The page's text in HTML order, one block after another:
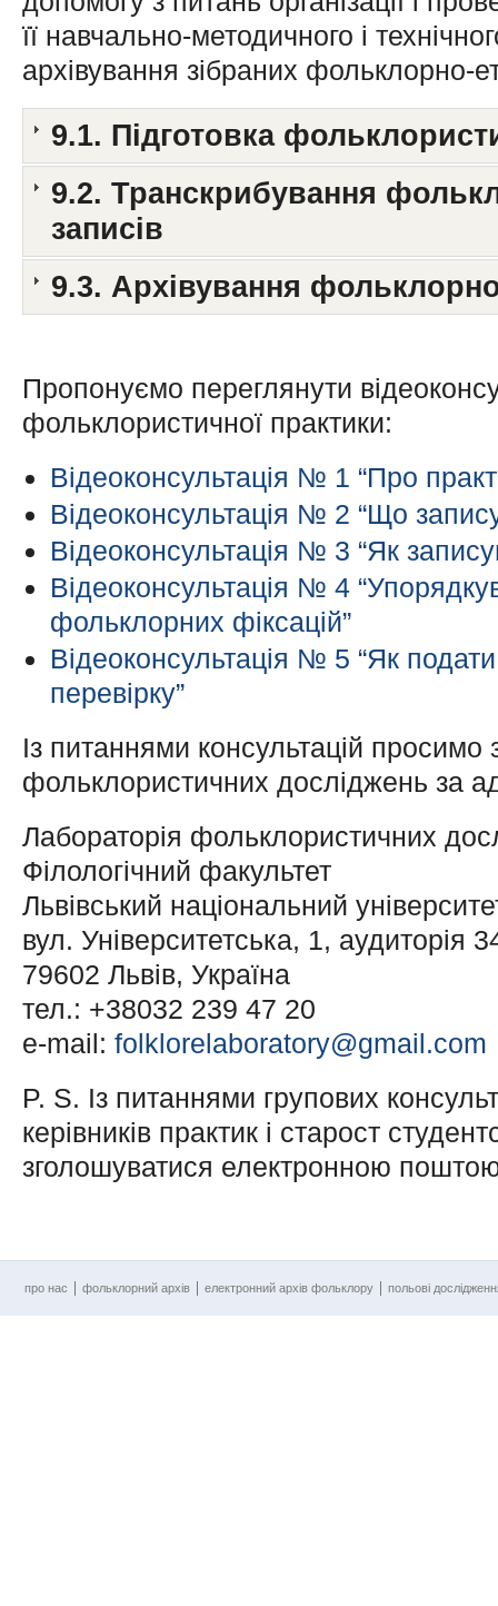
її навчально-методичного і
архівування зібраних фольклорно-
9.1. Підготовка
9.2. Транскрибування
записів
9.3. Архівування
Пропонуємо переглянути
фольклористичної практики:
Відеоконсультація № 1 “Про
Відеоконсультація № 2 “Що
Відеоконсультація № 3 “Як
Відеоконсультація № 4
фольклорних фіксацій”
Відеоконсультація № 5 “Як
перевірку”
Із питаннями консультацій просимо
фольклористичних досліджень за
Лабораторія фольклористичних
Філологічний факультет
Львівський національний
вул. Університетська, 1, аудиторія
79602 Львів, Україна
тел.: +38032 239 47 20
e-mail: folklorelaboratory@gmail.com
P. S. Із питаннями групових
керівників практик і старост
зголошуватися електронною
про нас фольклорний архів електронний архів фольклору польові